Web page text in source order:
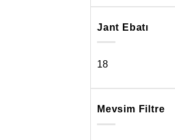
Jant Ebatı
18
Mevsim Filtre